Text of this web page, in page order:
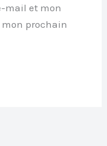
mail et mon
prochain